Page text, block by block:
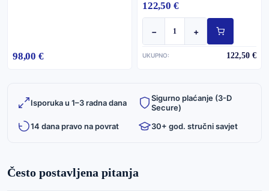
98,00 €
122,50 €
− +
UKUPNO: 122,50 €
Isporuka u 1–3 radna dana
Sigurno plaćanje (3-D
Secure)
14 dana pravo na povrat
30+ god. stručni savjet
Često postavljena pitanja